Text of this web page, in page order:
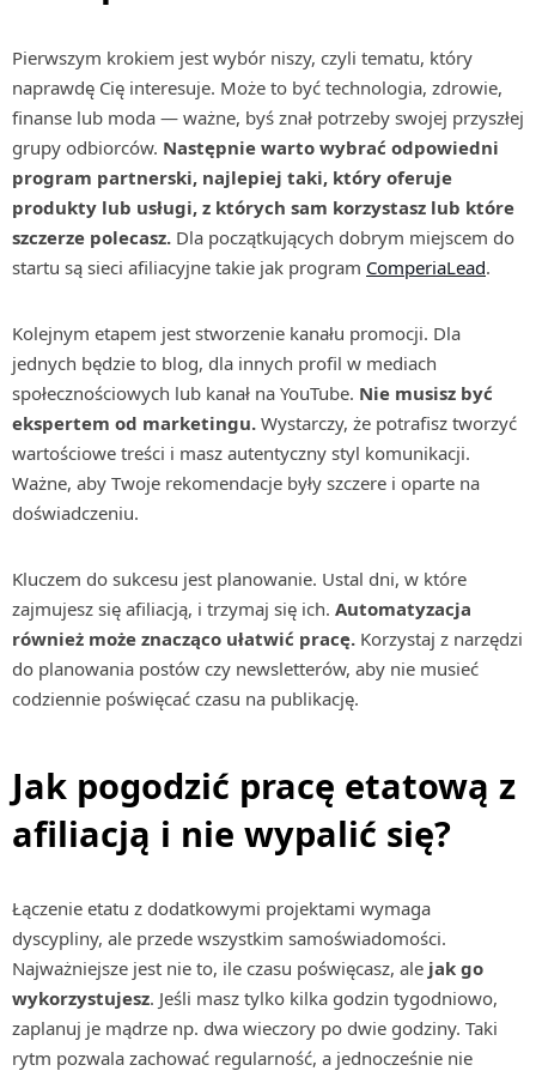
Pierwszym krokiem jest wybór niszy, czyli tematu, który
naprawdę Cię interesuje. Może to być technologia, zdrowie,
finanse lub moda — ważne, byś znał potrzeby swojej przyszłej
grupy odbiorców. Następnie warto wybrać odpowiedni
program partnerski, najlepiej taki, który oferuje
produkty lub usługi, z których sam korzystasz lub które
szczerze polecasz. Dla początkujących dobrym miejscem do
startu są sieci afiliacyjne takie jak program ComperiaLead.
Kolejnym etapem jest stworzenie kanału promocji. Dla
jednych będzie to blog, dla innych profil w mediach
społecznościowych lub kanał na YouTube. Nie musisz być
ekspertem od marketingu. Wystarczy, że potrafisz tworzyć
wartościowe treści i masz autentyczny styl komunikacji.
Ważne, aby Twoje rekomendacje były szczere i oparte na
doświadczeniu.
Kluczem do sukcesu jest planowanie. Ustal dni, w które
zajmujesz się afiliacją, i trzymaj się ich. Automatyzacja
również może znacząco ułatwić pracę. Korzystaj z narzędzi
do planowania postów czy newsletterów, aby nie musieć
codziennie poświęcać czasu na publikację.
Jak pogodzić pracę etatową z
afiliacją i nie wypalić się?
Łączenie etatu z dodatkowymi projektami wymaga
dyscypliny, ale przede wszystkim samoświadomości.
Najważniejsze jest nie to, ile czasu poświęcasz, ale jak go
wykorzystujesz. Jeśli masz tylko kilka godzin tygodniowo,
zaplanuj je mądrze np. dwa wieczory po dwie godziny. Taki
rytm pozwala zachować regularność, a jednocześnie nie